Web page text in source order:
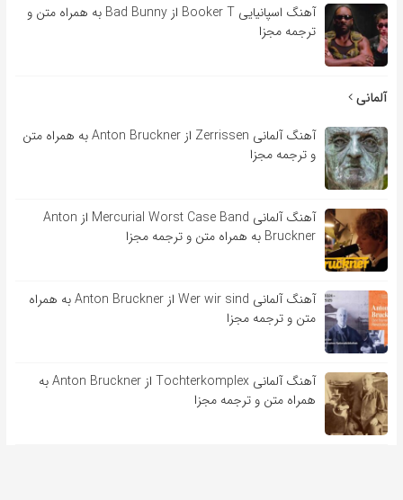
آهنگ اسپانیایی Booker T از Bad Bunny به همراه متن و
ترجمه مجزا
آلمانی
آهنگ آلمانی Zerrissen از Anton Bruckner به همراه متن
و ترجمه مجزا
آهنگ آلمانی Mercurial Worst Case Band از Anton
Bruckner به همراه متن و ترجمه مجزا
آهنگ آلمانی Wer wir sind از Anton Bruckner به همراه
متن و ترجمه مجزا
آهنگ آلمانی Tochterkomplex از Anton Bruckner به
همراه متن و ترجمه مجزا